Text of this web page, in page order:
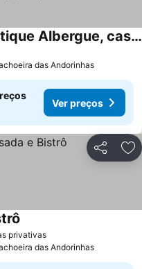
CASA DE RETALHOS Boutique Albergue, casaril histórico, com 5 suítes individuais e cozinha coletiva, no coração da vila de Igatu-Ba, que preserva forte
das Andorinhas
Ver preços
Partilhar
privativas
das Andorinhas